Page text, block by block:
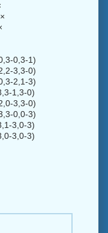
0,3-1)
3,3-0)
2,1-3)
1,3-0)
3,3-0)
0,0-3)
3,0-3)
3,0-3)